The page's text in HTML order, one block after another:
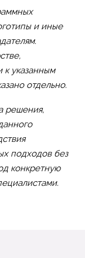
и иные
к указанным
отдельно.
решения,
подходов без
конкретную